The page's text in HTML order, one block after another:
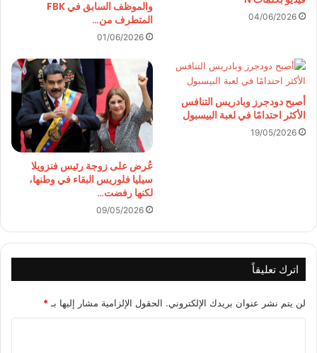
04/06/2026
والموظف السابق في FBK
المتطرف من…
01/06/2026
أصبح دودجرز وبادريس التنافس
الأكثر احتدامًا في لعبة البيسبول
19/05/2026
عُرض على زوجة رئيس فنزويلا
سيليا فلوريس البقاء في وطنها،
لكنها رفضت…
09/05/2026
اترك تعليقاً
لن يتم نشر عنوان بريدك الإلكتروني. الحقول الإلزامية مشار إليها بـ*